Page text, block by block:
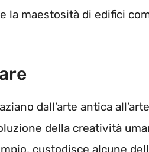
la maestosità di edifici
dall’arte antica all’arte
della creatività